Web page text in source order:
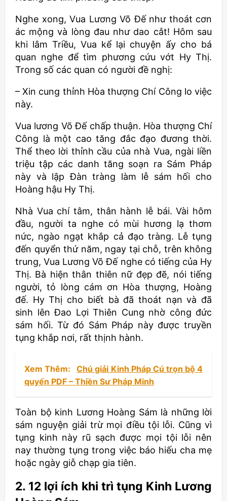
Nghe xong, Vua Lương Võ Đế như thoát cơn
ác mộng và lòng đau như dao cắt! Hôm sau
khi lâm Triều, Vua kể lại chuyện ấy cho bá
quan nghe để tìm phương cứu vớt Hy Thị.
Trong số các quan có người đề nghị:
– Xin cung thỉnh Hòa thượng Chí Công lo việc
này.
Vua lương Võ Đế chấp thuận. Hòa thượng Chí
Công là một cao tăng đắc đạo đương thời.
Thể theo lời thỉnh cầu của nhà Vua, ngài liền
triệu tập các danh tăng soạn ra Sám Pháp
này và lập Đàn tràng làm lễ sám hối cho
Hoàng hậu Hy Thị.
Nhà Vua chí tâm, thân hành lễ bái. Vài hôm
đầu, người ta nghe có mùi hương lạ thơm
nức, ngào ngạt khắp cả đạo tràng. Lễ tụng
đến quyển thứ năm, ngay tại chỗ, trên không
trung, Vua Lương Võ Đế nghe có tiếng của Hy
Thị. Bà hiện thân thiên nữ đẹp đẽ, nói tiếng
người, tỏ lòng cám ơn Hòa thượng, Hoàng
đế. Hy Thị cho biết bà đã thoát nạn và đã
sinh lên Đao Lợi Thiên Cung nhờ công đức
sám hối. Từ đó Sám Pháp này được truyền
tụng khắp nơi, rất thịnh hành.
Xem Thêm:
Chú giải Kinh Pháp Cú trọn bộ 4
quyển PDF – Thiền Sư Pháp Minh
Toàn bộ kinh Lương Hoàng Sám là những lời
sám nguyện giải trừ mọi điều tội lỗi. Cũng vì
tụng kinh này rũ sạch được mọi tội lỗi nên
nay thường tụng trong việc báo hiếu cha mẹ
hoặc ngày giỗ chạp gia tiên.
2. 12 lợi ích khi trì tụng Kinh Lương